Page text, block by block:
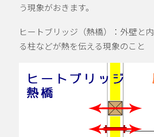
う現象がおきます。
ヒートブリッジ（熱橋）：外壁と
る柱などが熱を伝える現象のこと